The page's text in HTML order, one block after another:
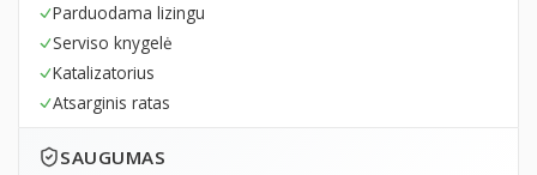
Parduodama lizingu
Serviso knygelė
Katalizatorius
Atsarginis ratas
SAUGUMAS